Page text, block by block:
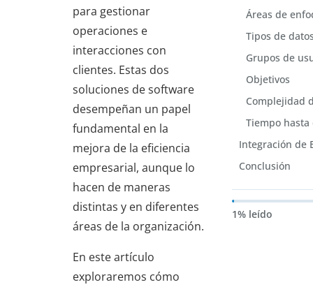
para gestionar
operaciones e
interacciones con
clientes. Estas dos
soluciones de software
desempeñan un papel
fundamental en la
mejora de la eficiencia
empresarial, aunque lo
hacen de maneras
distintas y en diferentes
áreas de la organización.
En este artículo
exploraremos cómo
Áreas de
Tipos de
Grupos de
Objetivos
Complejidad
Tiempo
Integración de
Conclusión
1% leído